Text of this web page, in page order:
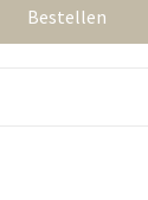
Bestellen